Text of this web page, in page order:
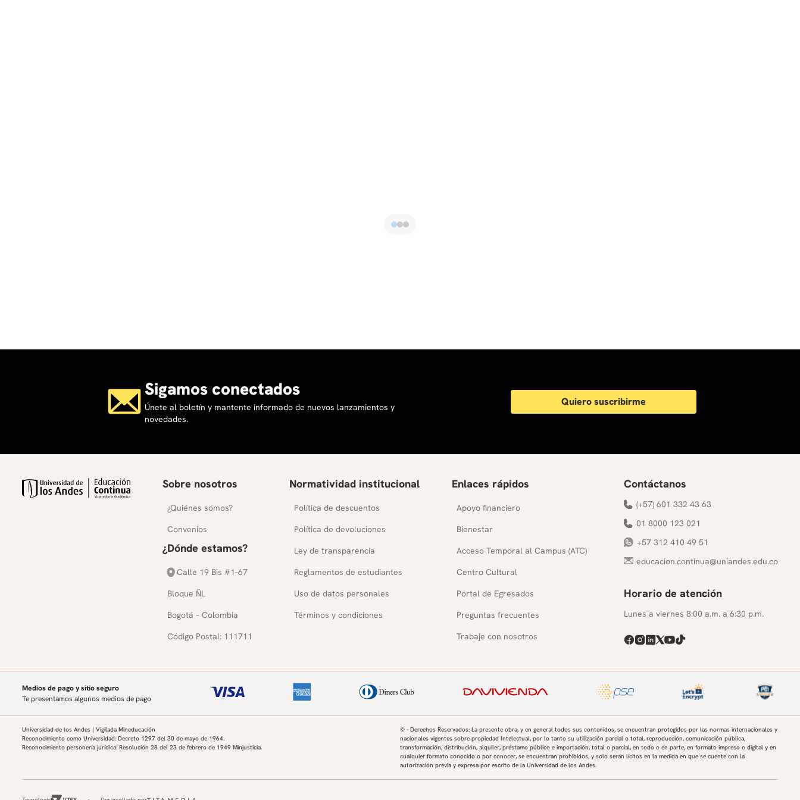
Sigamos conectados
Únete al boletín y mantente informado de nuevos lanzamientos y
novedades.
Quiero suscribirme
Sobre nosotros
¿Quiénes somos?
Convenios
¿Dónde estamos?
Calle 19 Bis #1-67
Bloque ÑL
Bogotá – Colombia
Código Postal: 111711
Normatividad institucional
Política de descuentos
Política de devoluciones
Ley de transparencia
Reglamentos de estudiantes
Uso de datos personales
Términos y condiciones
Enlaces rápidos
Apoyo financiero
Bienestar
Acceso Temporal al Campus (ATC)
Centro Cultural
Portal de Egresados
Preguntas frecuentes
Trabaje con nosotros
Contáctanos
(+57) 601 332 43 63
01 8000 123 021
+57 312 410 49 51
educacion.continua@uniandes.edu.co
Horario de atención
Lunes a viernes 8:00 a.m. a 6:30 p.m.
Medios de pago y sitio seguro
Te presentamos algunos medios de pago
Universidad de los Andes | Vigilada Mineducación
Reconocimiento como Universidad: Decreto 1297 del 30 de mayo de 1964.
Reconocimiento personería jurídica: Resolución 28 del 23 de febrero de 1949 Minjusticia.
© - Derechos Reservados: La presente obra, y en general todos sus contenidos, se encuentran protegidos por las normas internacionales y
nacionales vigentes sobre propiedad Intelectual, por lo tanto su utilización parcial o total, reproducción, comunicación pública,
transformación, distribución, alquiler, préstamo público e importación, total o parcial, en todo o en parte, en formato impreso o digital y en
cualquier formato conocido o por conocer, se encuentran prohibidos, y solo serán lícitos en la medida en que se cuente con la
autorización previa y expresa por escrito de la Universidad de los Andes.